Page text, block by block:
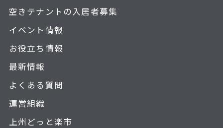
空きテナントの入居者募集
イベント情報
お役立ち情報
最新情報
よくある質問
運営組織
上州どっと楽市